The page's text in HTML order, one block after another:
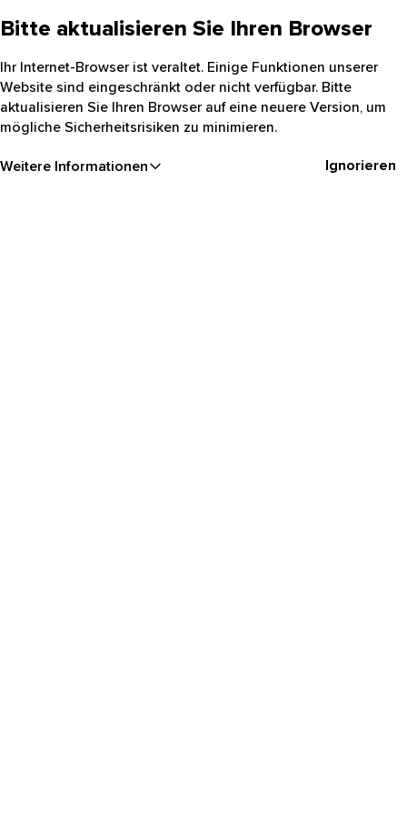
Bitte aktualisieren Sie Ihren Browser
Ihr Internet-Browser ist veraltet. Einige Funktionen unserer
Website sind eingeschränkt oder nicht verfügbar. Bitte
aktualisieren Sie Ihren Browser auf eine neuere Version, um
mögliche Sicherheitsrisiken zu minimieren.
Weitere Informationen Ignorieren